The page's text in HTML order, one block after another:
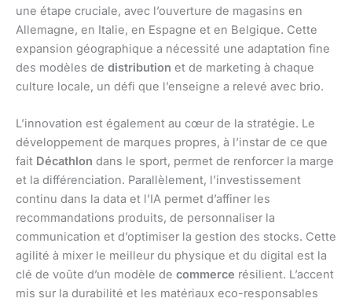
une étape cruciale, avec l’ouverture de magasins en
Allemagne, en Italie, en Espagne et en Belgique. Cette
expansion géographique a nécessité une adaptation fine
des modèles de distribution et de marketing à chaque
culture locale, un défi que l’enseigne a relevé avec brio.
L’innovation est également au cœur de la stratégie. Le
développement de marques propres, à l’instar de ce que
fait Décathlon dans le sport, permet de renforcer la marge
et la différenciation. Parallèlement, l’investissement
continu dans la data et l’IA permet d’affiner les
recommandations produits, de personnaliser la
communication et d’optimiser la gestion des stocks. Cette
agilité à mixer le meilleur du physique et du digital est la
clé de voûte d’un modèle de commerce résilient. L’accent
mis sur la durabilité et les matériaux eco-responsables